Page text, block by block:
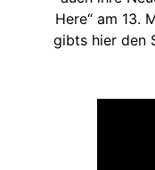
Here“ am 13.
gibts hier den